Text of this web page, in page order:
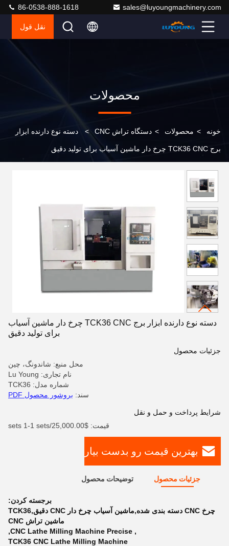
sales@luyoungmachinery.com
86-0538-888-1618
نقل قول
محصولات
خونه > محصولات > دستگاه تراش CNC > دسته نوع دارنده ابزار
برج TCK36 CNC چرخ دار ماشین آسیاب برای تولید دقیق
دسته نوع دارنده ابزار برج TCK36 CNC چرخ دار ماشین آسیاب
برای تولید دقیق
جزئیات محصول
محل منبع: شاندونگ، چین
نام تجاری: Lu Young
شماره مدل: TCK36
سند: بروشور محصول PDF
شرایط پرداخت و حمل و نقل
قیمت: $25,000.00/sets 1-1 sets
بهترین قیمت رو بدست بیار
جزئیات محصول توضیحات محصول
برجسته کردن:
چرخ CNC دسته بندی شده,ماشین آسیاب چرخ دار CNC دقیق,TCK36
ماشین تراش CNC
,
CNC Lathe Milling Machine Precise
,
TCK36 CNC Lathe Milling Machine